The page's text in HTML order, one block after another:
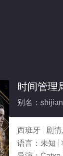
别名：
西班牙 剧情
语言： 未知